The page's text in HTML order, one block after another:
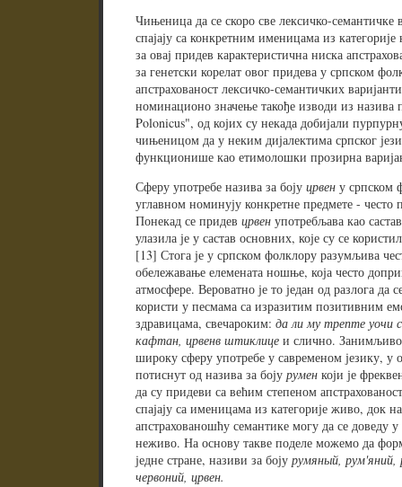
Чињеница да се скоро све лексичко-семантичке
спајају са конкретним именицама из
за овај придев карактеристична ниска
за генетски корелат овог придева у српском
апстрахованост лексичко-семантичких
номинационо значење такође изводи из назива
Polonicus", од којих су некада добијали
чињеницом да у неким дијалектима српског
функционише као етимолошки прозирна
Сферу употребе назива за боју црвену српском
углавном номинују конкретне предмете - често
Понекад се придев црвен употребљава као
улазила је у састав основних, које су се
[13] Стога је у српском фолклору разумљива
обележавање елемената ношње, која често
атмосфере. Вероватно је то један од разлога да
користи у песмама са изразитим позитивним
здравицама, свечароким: да ли му трепте уочи
кафтан, црвенв штиклицеи слично. Занимљиво
широку сферу употребе у савременом језику, у
потиснут од назива за боју руменкоји је
да су придеви са већим степеном
спајају са именицама из категорије живо, док
апстрахованошћу семантике могу да се доведу
неживо. На основу такве поделе можемо да
једне стране, називи за боју румяный, рум'яний,
червоний, црвен.